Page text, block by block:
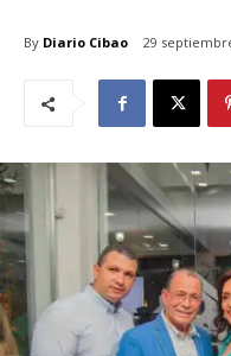
By Diario Cibao 29